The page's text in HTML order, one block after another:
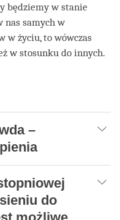
będziemy w stanie
nas samych w
w życiu, to wówczas
w stosunku do innych.
–
do